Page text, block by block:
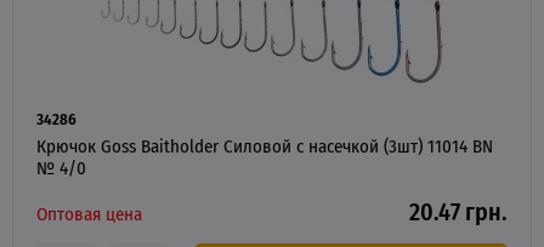
34286
Крючок Goss Baitholder Силовой с насечкой (3шт) 11014 BN
№ 4/0
Оптовая цена
20.47 грн.